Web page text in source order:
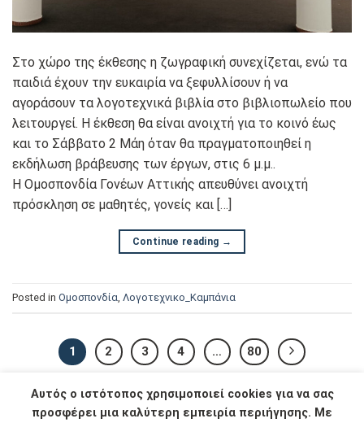
Στο χώρο της έκθεσης η ζωγραφική συνεχίζεται, ενώ τα
παιδιά έχουν την ευκαιρία να ξεφυλλίσουν ή να
αγοράσουν τα λογοτεχνικά βιβλία στο βιβλιοπωλείο που
λειτουργεί. Η έκθεση θα είναι ανοιχτή για το κοινό έως
και το Σάββατο 2 Μάη όταν θα πραγματοποιηθεί η
εκδήλωση βράβευσης των έργων, στις 6 μ.μ..
Η Ομοσπονδία Γονέων Αττικής απευθύνει ανοιχτή
πρόσκληση σε μαθητές, γονείς και […]
Continue reading →
Posted in Oμοσπονδία Λογοτεχνικο_Καμπάνια
1 2 3 4 … 80
Αυτός ο ιστότοπος χρησιμοποιεί cookies για να σας
προσφέρει μια καλύτερη εμπειρία περιήγησης. Με